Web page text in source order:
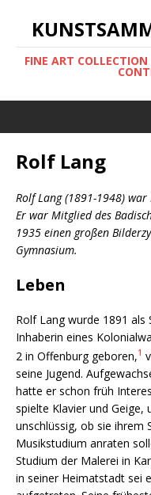
FINE ART
Rolf Lang
Rolf Lang (1891-1948)
Er war Mitglied des
1935 einen großen
Gymnasium.
Leben
Rolf Lang wurde 1891 als
Inhaberin eines
2 in Offenburg geboren,1
seine Jugend.
hatte er schon früh
spielte Klavier und
unschlüssig, ob sie ihrem
Musikstudium anraten
Studium der Malerei in
in seiner Heimatstadt sei